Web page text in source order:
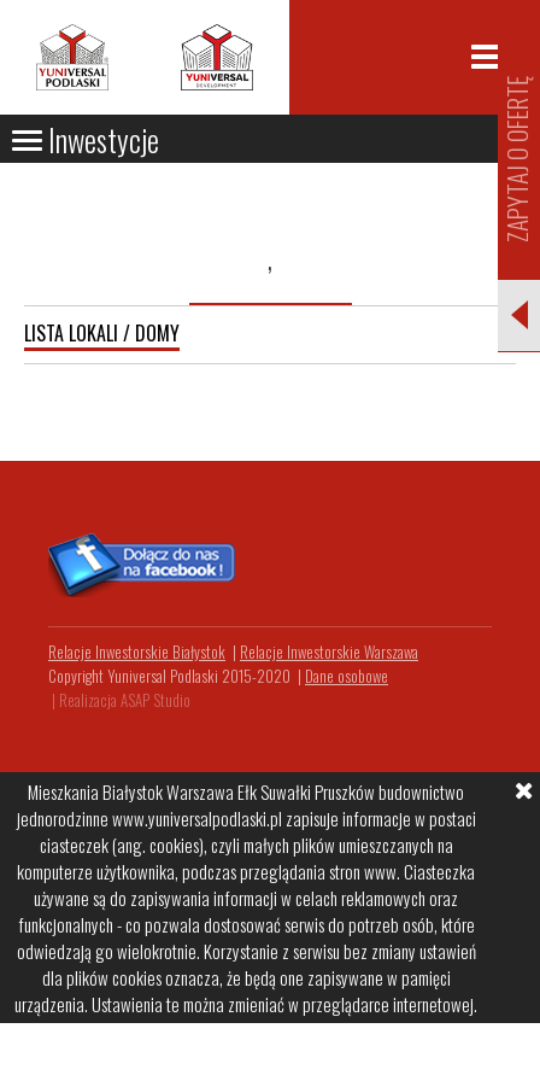
Inwestycje
,
LISTA LOKALI / DOMY
ZAPYTAJ O OFERTĘ
Relacje Inwestorskie Białystok | Relacje Inwestorskie Warszawa
Copyright Yuniversal Podlaski 2015-2020 | Dane osobowe
| Realizacja ASAP Studio
Mieszkania Białystok Warszawa Ełk Suwałki Pruszków budownictwo
jednorodzinne www.yuniversalpodlaski.pl zapisuje informacje w postaci
ciasteczek (ang. cookies), czyli małych plików umieszczanych na
komputerze użytkownika, podczas przeglądania stron www. Ciasteczka
używane są do zapisywania informacji w celach reklamowych oraz
funkcjonalnych - co pozwala dostosować serwis do potrzeb osób, które
odwiedzają go wielokrotnie. Korzystanie z serwisu bez zmiany ustawień
dla plików cookies oznacza, że będą one zapisywane w pamięci
urządzenia. Ustawienia te można zmieniać w przeglądarce internetowej.